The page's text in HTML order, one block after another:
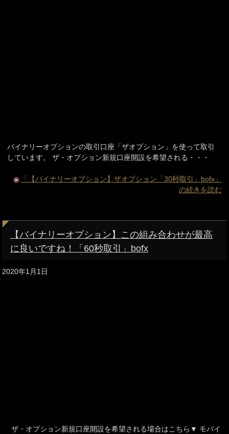
バイナリーオプションの取引口座「ザオプション」を使って取引
しています。 ザ・オプション新規口座開設を希望される・・・
「【バイナリーオプション】ザオプション「30秒取引」bofx」
の続きを読む
【バイナリーオプション】この組み合わせが最高
に良いですね！「60秒取引」bofx
2020年1月1日
ザ・オプション新規口座開設を希望される場合はこちら▼ モバイ